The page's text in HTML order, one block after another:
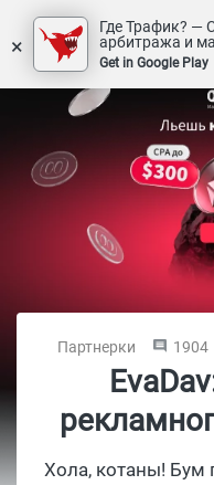
×
Где Трафик? —
арбитража и
Get in Google Play
Партнерки 1904
Хола, котаны! Бум